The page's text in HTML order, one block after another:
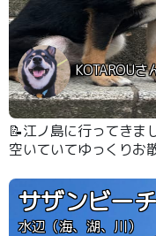
KOTAROUさ
📝江ノ島に行ってきました🌊 この日は平日
空いていてゆっくりお散歩出来
海鮮を食べて帰りまし
く閉まる所もあったの
サザンビー
水辺（海、湖、川）